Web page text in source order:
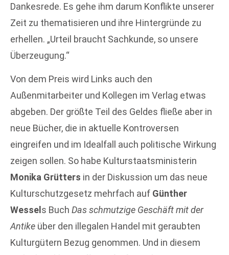
Dankesrede. Es gehe ihm darum Konflikte unserer
Zeit zu thematisieren und ihre Hintergründe zu
erhellen. „Urteil braucht Sachkunde, so unsere
Überzeugung.“
Von dem Preis wird Links auch den
Außenmitarbeiter und Kollegen im Verlag etwas
abgeben. Der größte Teil des Geldes fließe aber in
neue Bücher, die in aktuelle Kontroversen
eingreifen und im Idealfall auch politische Wirkung
zeigen sollen. So habe Kulturstaatsministerin
Monika Grütters in der Diskussion um das neue
Kulturschutzgesetz mehrfach auf Günther
Wessel s Buch Das schmutzige Geschäft mit der
Antike über den illegalen Handel mit geraubten
Kulturgütern Bezug genommen. Und in diesem